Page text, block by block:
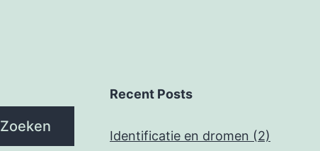
Zoeken
Recent Posts
Identificatie en dromen (2)